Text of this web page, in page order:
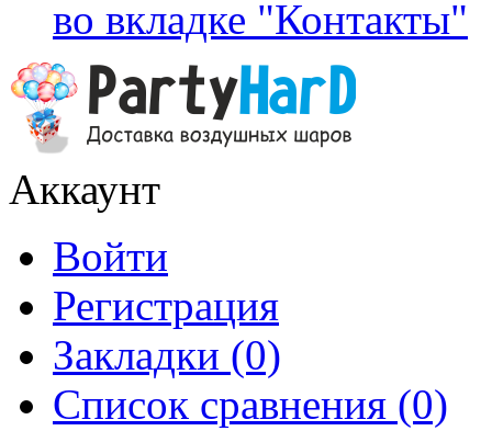
во вкладке "Контакты"
Аккаунт
Войти
Регистрация
Закладки (0)
Список сравнения (0)